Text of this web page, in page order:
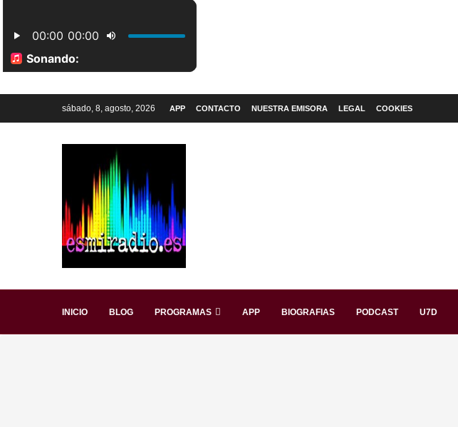
sábado, 8, agosto, 2026 APP CONTACTO NUESTRA EMISORA LEGAL COOKIES
INICIO BLOG PROGRAMAS APP BIOGRAFIAS PODCAST U7D